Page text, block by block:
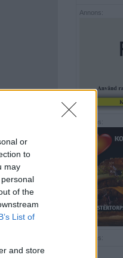
or
to
may
of the
List of
and store
Annons:
Annons:
Annons: